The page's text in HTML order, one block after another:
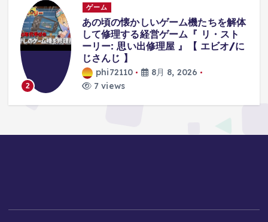
3
ゲーム
襲ってくる『オバケが可愛すぎて』集
中できないホラーゲーム。【八尺様が
いた夏休み | Hachishakusama】
phi72110
7 views